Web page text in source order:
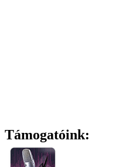
Támogatóink: